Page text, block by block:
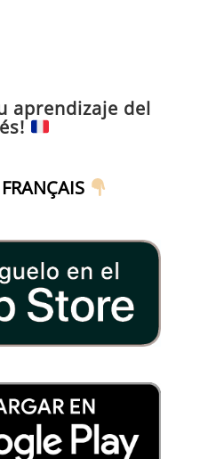
aprendizaje del